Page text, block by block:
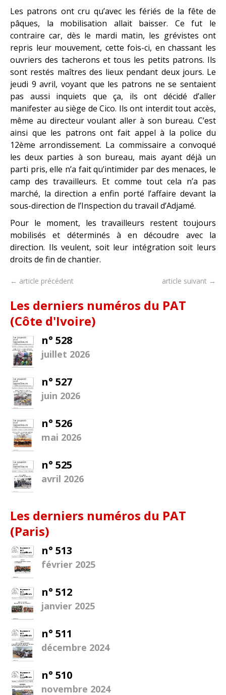
Les patrons ont cru qu’avec les fériés de la fête de
pâques, la mobilisation allait baisser. Ce fut le
contraire car, dès le mardi matin, les grévistes ont
repris leur mouvement, cette fois-ci, en chassant les
ouvriers des tacherons et tous les petits patrons. Ils
sont restés maîtres des lieux pendant deux jours. Le
jeudi 9 avril, voyant que les patrons ne se sentaient
pas aussi inquiets que ça, ils ont décidé d’aller
manifester au siège de Cico. Ils ont interdit tout accès,
même au directeur voulant aller à son bureau. C’est
ainsi que les patrons ont fait appel à la police du
12ème arrondissement. La commissaire a convoqué
les deux parties à son bureau, mais ayant déjà un
parti pris, elle n’a fait qu’intimider par des menaces, le
camp des travailleurs. Et comme tout cela n’a pas
marché, la direction a enfin porté l’affaire devant la
sous-direction de l’Inspection du travail d’Adjamé.
Pour le moment, les travailleurs restent toujours
mobilisés et déterminés à en découdre avec la
direction. Ils veulent, soit leur intégration soit leurs
droits de fin de chantier.
← article précédent article suivant →
Les derniers numéros du PAT
(Côte d'Ivoire)
n° 528
juillet 2026
n° 527
juin 2026
n° 526
mai 2026
n° 525
avril 2026
Les derniers numéros du PAT
(Paris)
n° 513
février 2025
n° 512
janvier 2025
n° 511
décembre 2024
n° 510
novembre 2024